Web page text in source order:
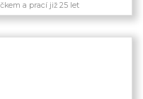
a prací již 25 let